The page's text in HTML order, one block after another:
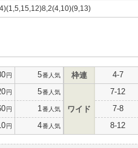
円 5番人気
円 5番人気
円 1 番人気
円 4番人気
枠連 4-7
ワイド
7-12
7-8
8-12